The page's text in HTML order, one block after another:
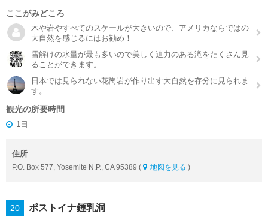
ここがみどころ
木や岩やすべてのスケールが大きいので、アメリカならではの
大自然を感じるにはお勧め！
雪解けの水量が最も多いので美しく迫力のある滝をたくさん見
ることができます。
日本では見られない花崗岩が作り出す大自然を存分に見られま
す。
観光の所要時間
1日
住所
P.O. Box 577, Yosemite N.P., CA 95389 ( 地図を見る )
20 ポストイナ鍾乳洞